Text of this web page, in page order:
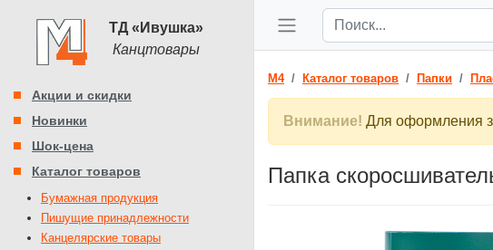
ТД «Ивушка»
Канцтовары
Акции и скидки
Новинки
Шок-цена
Каталог товаров
Бумажная продукция
Пишущие принадлежности
Канцелярские товары
M4 Каталог товаров Папки
Внимание! Для оформления
Папка